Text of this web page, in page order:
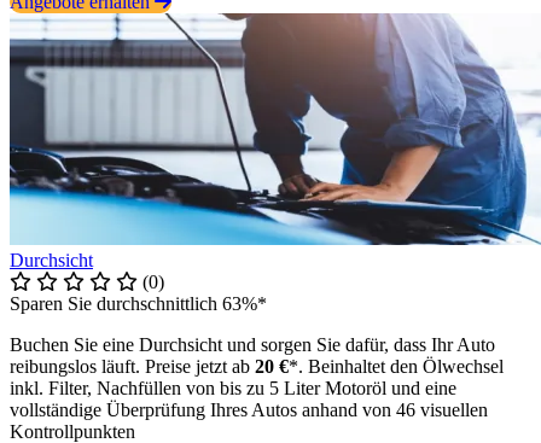
Durchsicht
(0)
Sparen Sie durchschnittlich 63%*
Buchen Sie eine Durchsicht und sorgen Sie dafür, dass Ihr Auto
reibungslos läuft. Preise jetzt ab 20 €*. Beinhaltet den Ölwechsel
inkl. Filter, Nachfüllen von bis zu 5 Liter Motoröl und eine
vollständige Überprüfung Ihres Autos anhand von 46 visuellen
Kontrollpunkten